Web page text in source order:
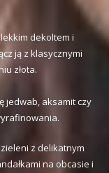
dekoltem i
ją z klasycznymi
złota.
jedwab, aksamit czy
z delikatnym
na obcasie i